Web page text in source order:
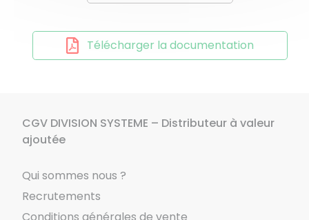
Télécharger la documentation
CGV DIVISION SYSTEME – Distributeur à valeur
ajoutée
Qui sommes nous ?
Recrutements